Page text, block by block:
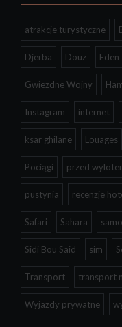
atrakcje turystyczne
Djerba Douz
Gwiezdne Wojny
Instagram internet
ksar ghilane Louages
Pociągi przed
pustynia recenzje
Safari Sahara
Sidi Bou Said sim
Transport transport
Wyjazdy prywatne